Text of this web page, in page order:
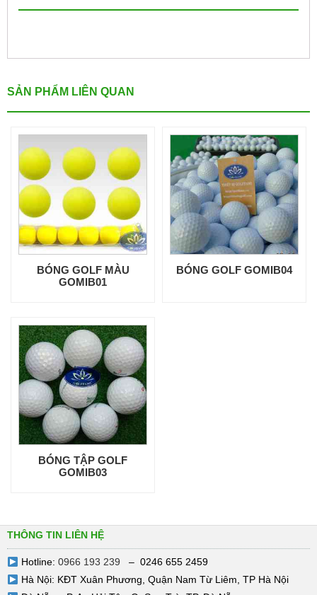
SẢN PHẨM LIÊN QUAN
BÓNG GOLF MÀU
GOMIB01
BÓNG GOLF GOMIB04
BÓNG TẬP GOLF
GOMIB03
THÔNG TIN LIÊN HỆ
Hotline: 0966 193 239 – 0246 655 2459
Hà Nội: KĐT Xuân Phương, Quận Nam Từ Liêm, TP Hà Nội